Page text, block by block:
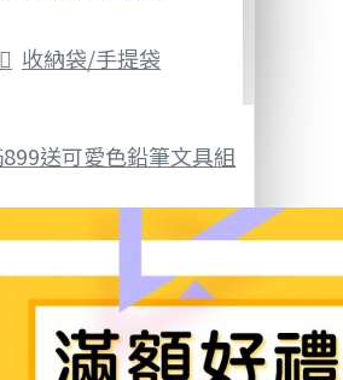
收納袋/手提袋
送可愛色鉛筆文具組